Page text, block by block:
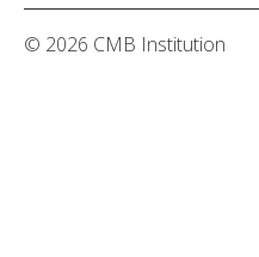
© 2026 CMB Institution